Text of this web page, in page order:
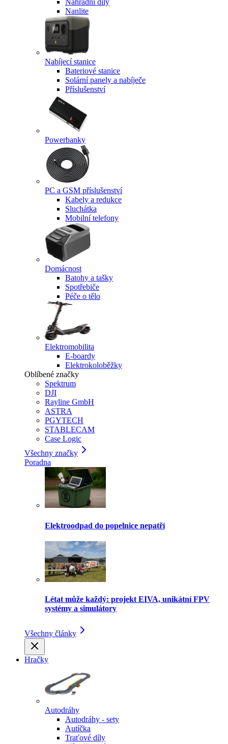
Náhradní díly
Nanlite
Nabíjecí stanice
Bateriové stanice
Solární panely a nabíječe
Příslušenství
Powerbanky
PC a GSM příslušenství
Kabely a redukce
Sluchátka
Mobilní telefony
Domácnost
Batohy a tašky
Spotřebiče
Péče o tělo
Elektromobilita
E-boardy
Elektrokoloběžky
Oblíbené značky
Spektrum
DJI
Rayline GmbH
ASTRA
PGYTECH
STABLECAM
Case Logic
Všechny značky
Poradna
Elektroodpad do popelnice nepatří
Létat může každý: projekt EIVA, unikátní FPV
systémy a simulátory
Všechny články
Hračky
Autodráhy
Autodráhy - sety
Autíčka
Traťové díly